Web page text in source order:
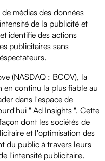
médias des données
de la publicité et
identifie des actions
publicitaires sans
(NASDAQ : BCOV), la
en continu la plus fiable au
dans l'espace de
" Ad Insights ". Cette
dont les sociétés de
et l'optimisation des
du public à travers leurs
l'intensité publicitaire.